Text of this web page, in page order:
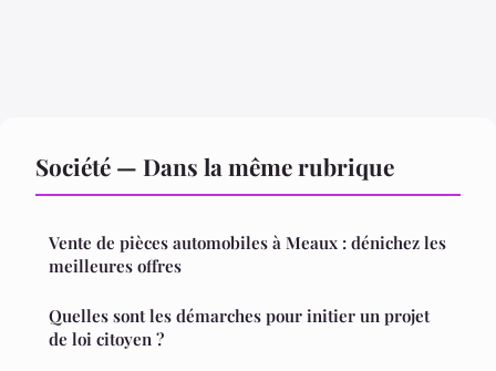
Société — Dans la même rubrique
Vente de pièces automobiles à Meaux : dénichez les
meilleures offres
Quelles sont les démarches pour initier un projet
de loi citoyen ?